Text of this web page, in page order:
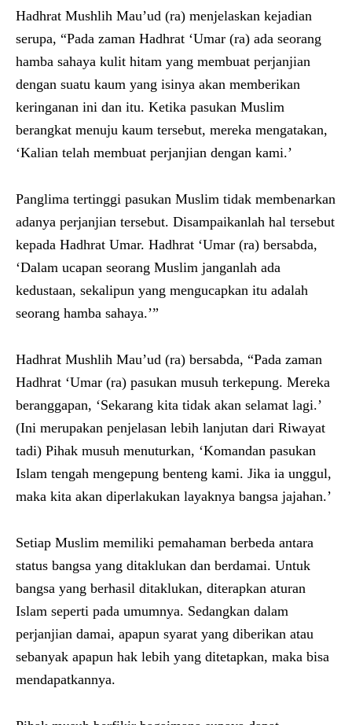
Hadhrat Mushlih Mau’ud (ra) menjelaskan kejadian
serupa, “Pada zaman Hadhrat ‘Umar (ra) ada seorang
hamba sahaya kulit hitam yang membuat perjanjian
dengan suatu kaum yang isinya akan memberikan
keringanan ini dan itu. Ketika pasukan Muslim
berangkat menuju kaum tersebut, mereka mengatakan,
‘Kalian telah membuat perjanjian dengan kami.’
Panglima tertinggi pasukan Muslim tidak membenarkan
adanya perjanjian tersebut. Disampaikanlah hal tersebut
kepada Hadhrat Umar. Hadhrat ‘Umar (ra) bersabda,
‘Dalam ucapan seorang Muslim janganlah ada
kedustaan, sekalipun yang mengucapkan itu adalah
seorang hamba sahaya.’”
Hadhrat Mushlih Mau’ud (ra) bersabda, “Pada zaman
Hadhrat ‘Umar (ra) pasukan musuh terkepung. Mereka
beranggapan, ‘Sekarang kita tidak akan selamat lagi.’
(Ini merupakan penjelasan lebih lanjutan dari Riwayat
tadi) Pihak musuh menuturkan, ‘Komandan pasukan
Islam tengah mengepung benteng kami. Jika ia unggul,
maka kita akan diperlakukan layaknya bangsa jajahan.’
Setiap Muslim memiliki pemahaman berbeda antara
status bangsa yang ditaklukan dan berdamai. Untuk
bangsa yang berhasil ditaklukan, diterapkan aturan
Islam seperti pada umumnya. Sedangkan dalam
perjanjian damai, apapun syarat yang diberikan atau
sebanyak apapun hak lebih yang ditetapkan, maka bisa
mendapatkannya.